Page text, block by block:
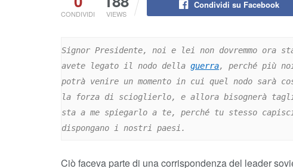
CONDIVIDI VIEWS
Condividi su Facebook
Signor Presidente, noi e lei non dovremmo ora
avete legato il nodo della guerra, perché più
potrà venire un momento in cui quel nodo sarà
la forza di scioglierlo, e allora bisognerà
sta a me spiegarlo a te, perché tu stesso
dispongano i nostri paesi.
Ciò faceva parte di una corrispondenza del leader